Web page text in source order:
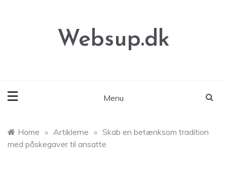
Websup.dk
Menu
Home » Artiklerne » Skab en betænksom tradition
med påskegaver til ansatte